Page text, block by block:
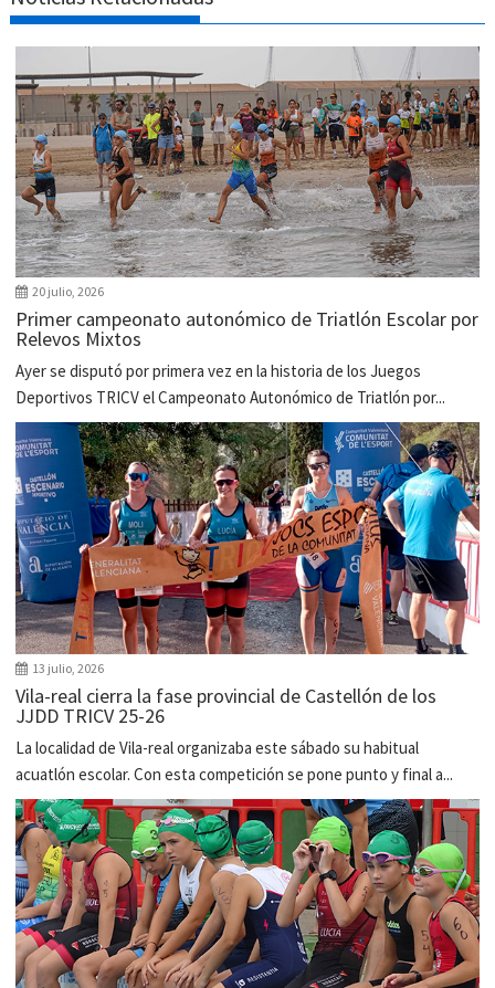
20 julio, 2026
Primer campeonato autonómico de Triatlón Escolar por
Relevos Mixtos
Ayer se disputó por primera vez en la historia de los Juegos
Deportivos TRICV el Campeonato Autonómico de Triatlón por...
13 julio, 2026
Vila-real cierra la fase provincial de Castellón de los
JJDD TRICV 25-26
La localidad de Vila-real organizaba este sábado su habitual
acuatlón escolar. Con esta competición se pone punto y final a...